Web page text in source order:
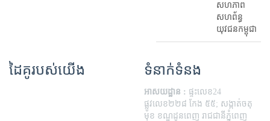
សហភាព
សហព័ន្ធ
យុវជនកម្ពុជា
ដៃគូរបស់យើង ទំនាក់ទំនង
អាសយដ្ឋាន : ផ្ទះលេខ24
ផ្លូវលេខ២២៨ កែង ៥៥; សង្កាត់ចតុ
មុខ ខណ្ឌដូនពេញ រាជជានីភ្នំពេញ